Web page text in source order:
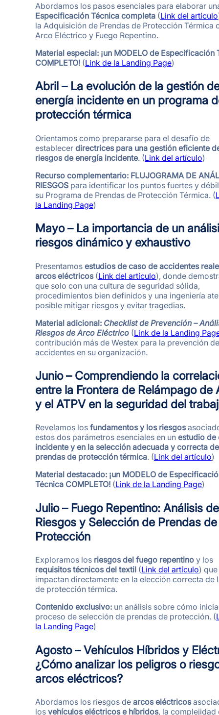
Abordamos los pasos esenciales para elaborar
Especificación Técnica completa (Link del artículo
la Adquisición de Prendas de Protección Térmica
Arco Eléctrico y Fuego Repentino.
Material especial: ¡un MODELO de Especificación
COMPLETO! (Link de la Landing Page)
Abril – La evolución de la gestión
energía incidente en un programa
protección térmica
Orientamos como prepararse para el desafío de
establecer directrices para una gestión eficiente
riesgos de energía incidente. (Link del artículo)
Recurso complementario: FLUJOGRAMA DE
RIESGOS para identificar los puntos fuertes y
su Programa de Prendas de Protección Térmica. (
la Landing Page)
Mayo – La importancia de un
riesgos dinámico y exhaustivo
Presentamos estudios de caso de accidentes
arcos eléctricos(Link del artículo), donde
que solo con una cultura de seguridad sólida,
procedimientos bien definidos y una ingeniería
posible mitigar riesgos y evitar tragedias.
Material adicional: Checklist de Prevención –
Riesgos de Arco Eléctrico (Link de la Landing
contribución más de Westex para la prevención de
accidentes en su organización.
Junio – Comprendiendo la
entre la Frontera de Relámpago de
y el ATPV en la seguridad del
Revelamos los fundamentos y los riesgos
estos dos parámetros esenciales en un estudio de
incidente y en la selección adecuada y correcta
prendas de protección térmica. (Link del artículo)
Material destacado: ¡un MODELO de
Técnica COMPLETO! (Link de la Landing Page)
Julio – Fuego Repentino: Análisis de
Riesgos y Selección de Prendas de
Protección
Exploramos los riesgos del fuego repentino y los
requisitos técnicos del textil (Link del artículo) que
impactan directamente en la elección correcta de
de protección térmica.
Contenido exclusivo: un análisis sobre cómo
proceso de selección de prendas de protección. (
la Landing Page)
Agosto – Vehículos Híbridos y
¿Cómo analizar los peligros o
arcos eléctricos?
Abordamos los riesgos de arcos eléctricos
los vehículos eléctricos e híbridos, la complejidad